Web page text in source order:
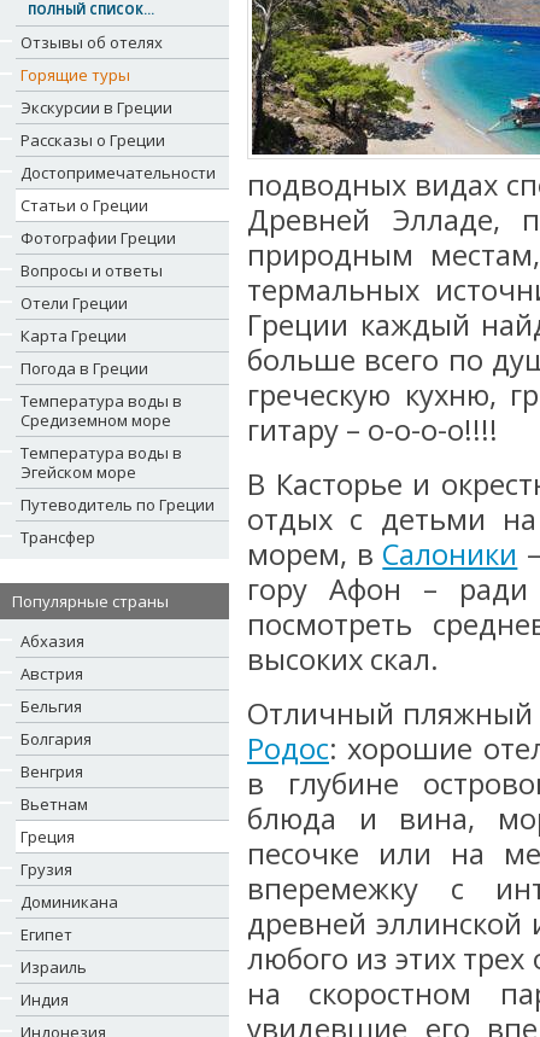
ПОЛНЫЙ СПИСОК...
Отзывы об отелях
Горящие туры
Экскурсии в Греции
Рассказы о Греции
Достопримечательности
Статьи о Греции
Фотографии Греции
Вопросы и ответы
Отели Греции
Карта Греции
Погода в Греции
Температура воды в
Средиземном море
Температура воды в
Эгейском море
Путеводитель по Греции
Трансфер
Популярные страны
Абхазия
Австрия
Бельгия
Болгария
Венгрия
Вьетнам
Греция
Грузия
Доминикана
Египет
Израиль
Индия
Индонезия
подводных видах
Древней Элладе,
природным
термальных
Греции каждый
больше всего по
греческую кухню,
гитару – о-о-о-о!!!!
В Касторье и
отдых с детьми
морем, в Салоники
гору Афон –
посмотреть
высоких скал.
Отличный пляжный
Родос: хорошие
в глубине
блюда и вина,
песочке или на
вперемежку с
древней эллинской
любого из этих
на скоростном
увидевшие его